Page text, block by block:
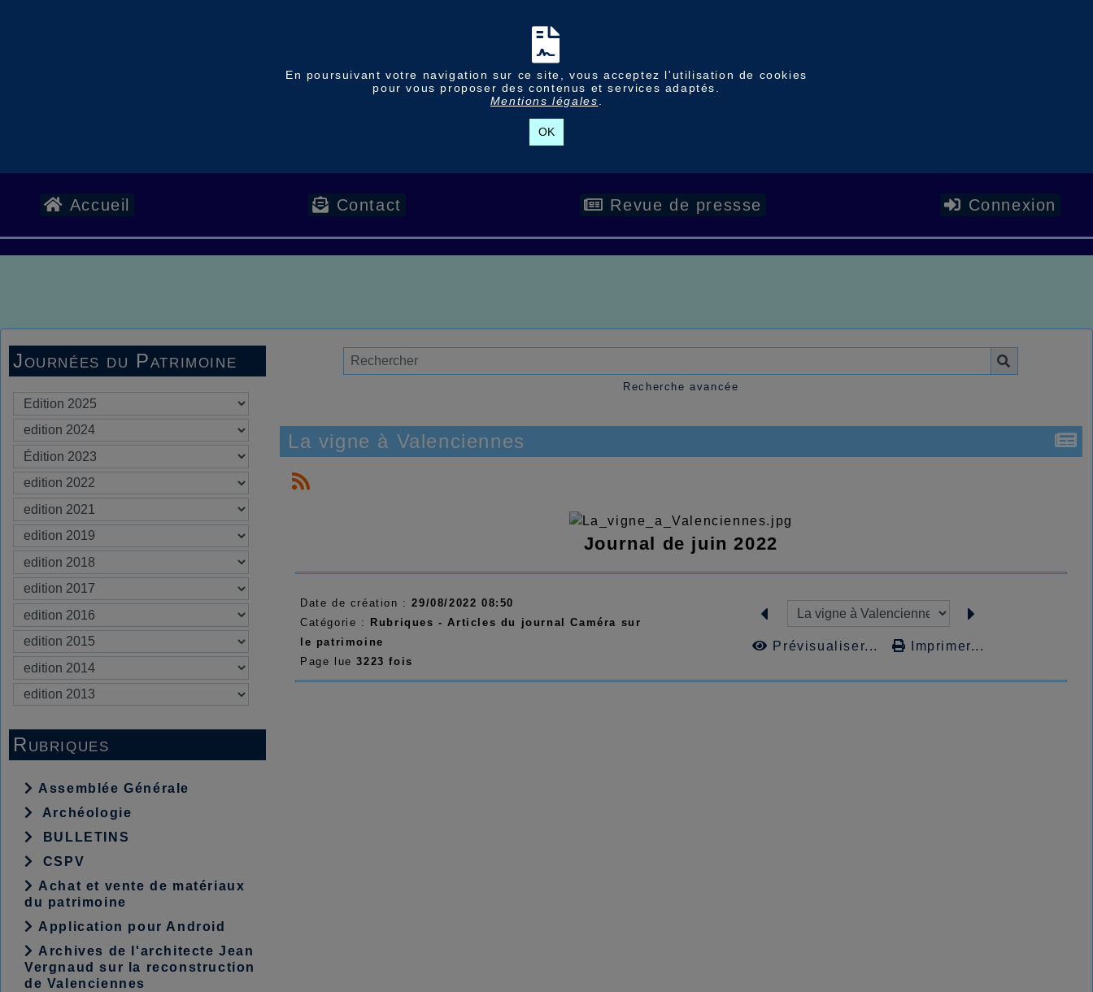
En poursuivant votre navigation sur ce site, vous acceptez l'utilisation de cookies
pour vous proposer des contenus et services adaptés.
Mentions légales
OK
Accueil Contact Revue de pressse Connexion
Journées du Patrimoine
Rubriques
Assemblée Générale
Archéologie
BULLETINS
CSPV
Achat et vente de matériaux
du patrimoine
Application pour Android
Archives de l'architecte Jean
Vergnaud sur la reconstruction
de Valenciennes
Recherche avancée
La vigne à Valenciennes
Journal de juin 2022
Date de création :29/08/2022 08:50
Catégorie :
Rubriques - Articles du journal Caméra sur
le patrimoine
Page lue3223 fois
Prévisualiser... Imprimer...